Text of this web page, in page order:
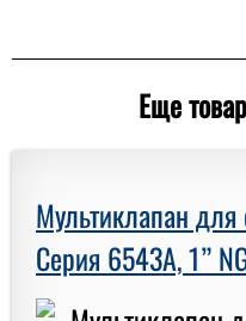
Еще
Мультиклапан для
Серия 6543A, 1”